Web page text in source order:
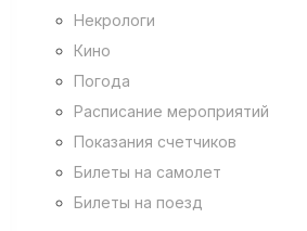
Некрологи
Кино
Погода
Расписание мероприятий
Показания счетчиков
Билеты на самолет
Билеты на поезд